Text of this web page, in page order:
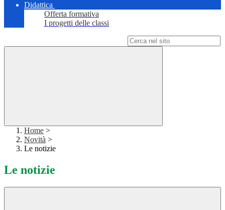
Didattica
Offerta formativa
I progetti delle classi
Home >
Novità >
Le notizie
Le notizie